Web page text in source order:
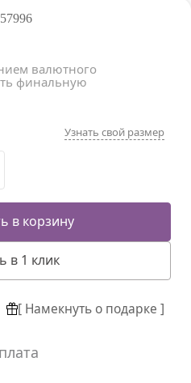
валютного
финальную
Узнать свой размер
в корзину
в 1 клик
[ Намекнуть о подарке ]